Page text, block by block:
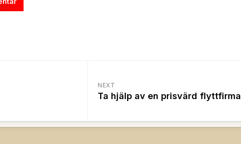
NEXT
Ta hjälp av en prisvärd flyttfirma